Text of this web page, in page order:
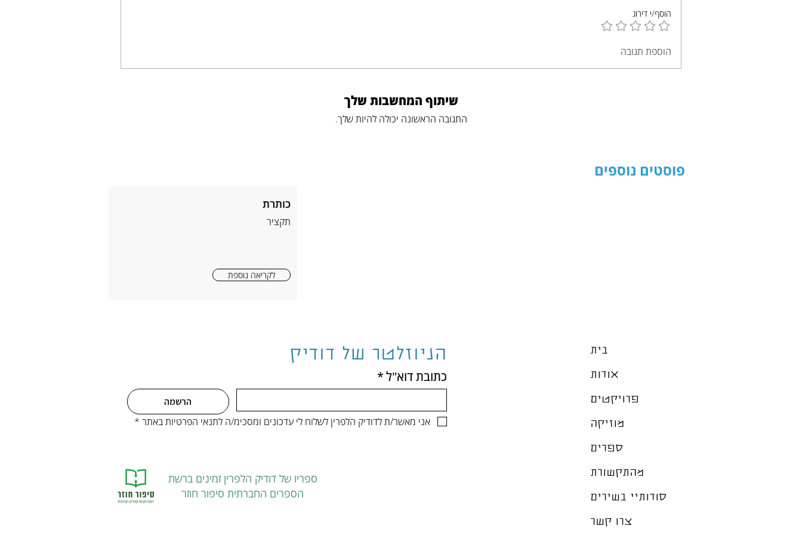
הוסף/י דירוג
הוספת תגובה
שיתוף המחשבות שלך
התגובה הראשונה יכולה להיות שלך.
פוסטים נוספים
כותרת
תקציר
לקריאה נוספת
הניוזלטר של דודיק
כתובת דוא"ל*
הרשמה
אני מאשר/ת לדודיק הלפרין לשלוח לי עדכונים ומסכימ/ה לתנאי הפרטיות באתר *
ספריו של דודיק הלפרין זמינים ברשת
הספרים החברתית סיפור חוזר
בית
אודות
פרויקטים
מוזיקה
ספרים
מהתקשורת
סודותיי בשירים
צרו קשר